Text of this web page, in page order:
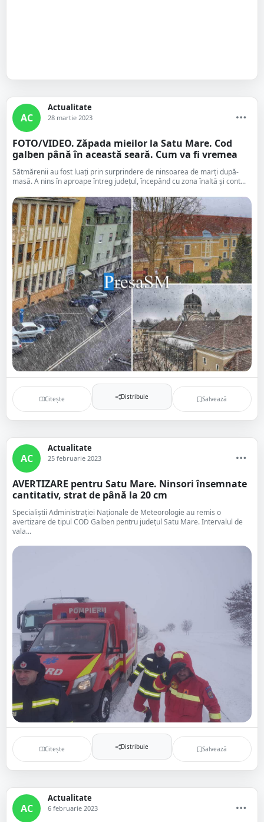
AC
Actualitate
28 martie 2023
FOTO/VIDEO. Zăpada mieilor la Satu Mare. Cod
galben până în această seară. Cum va fi vremea
Sătmărenii au fost luați prin surprindere de ninsoarea de marți după-
masă. A nins în aproape întreg județul, începând cu zona înaltă și cont...
Citește Distribuie Salvează
AC
Actualitate
25 februarie 2023
AVERTIZARE pentru Satu Mare. Ninsori însemnate
cantitativ, strat de până la 20 cm
Specialiștii Administrației Naționale de Meteorologie au remis o
avertizare de tipul COD Galben pentru județul Satu Mare. Intervalul de
vala...
Citește Distribuie Salvează
AC
Actualitate
6 februarie 2023